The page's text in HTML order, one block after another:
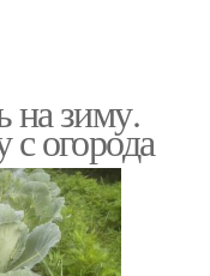
на зиму.
с огорода